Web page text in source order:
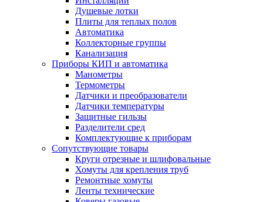
Душевые лотки
Плиты для теплых полов
Автоматика
Коллекторные группы
Канализация
Приборы КИП и автоматика
Манометры
Термометры
Датчики и преобразователи
Датчики температуры
Защитные гильзы
Разделители сред
Комплектующие к приборам
Сопутствующие товары
Круги отрезные и шлифовальные
Хомуты для крепления труб
Ремонтные хомуты
Ленты технические